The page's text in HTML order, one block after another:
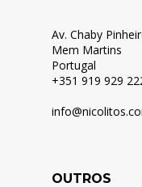
Av. Chaby
Mem Martins
Portugal
+351 919 929
info@nicolitos.c
OUTROS